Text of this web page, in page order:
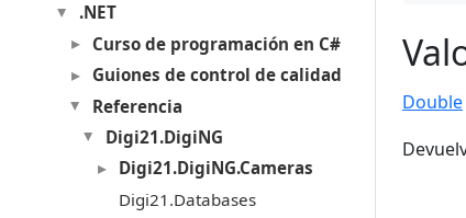
.NET
Curso de programación en C#
Guiones de control de calidad
Referencia
Digi21.DigiNG
Digi21.DigiNG.Cameras
Digi21.Databases
Double